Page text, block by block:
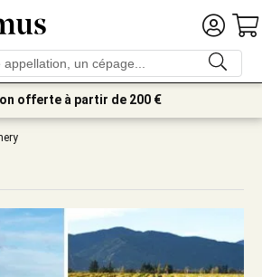
offerte à partir de 200 €